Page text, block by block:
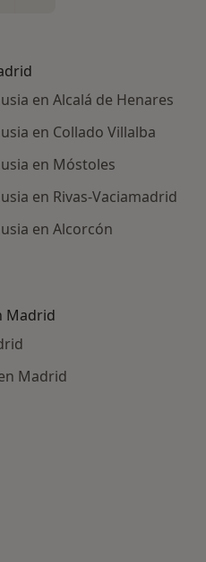
en Alcalá de Henares
en Collado Villalba
en Móstoles
en Rivas-Vaciamadrid
en Alcorcón
Madrid
Madrid